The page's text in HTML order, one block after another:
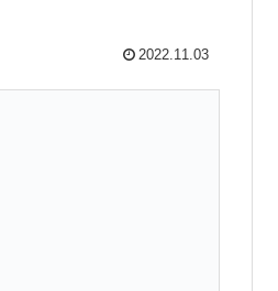
2022.11.03